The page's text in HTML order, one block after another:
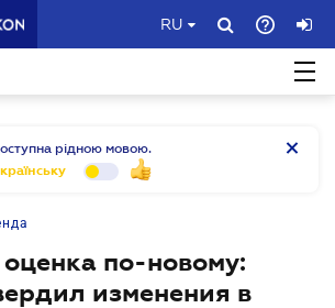
RU
рідною мовою.
по-новому:
изменения в